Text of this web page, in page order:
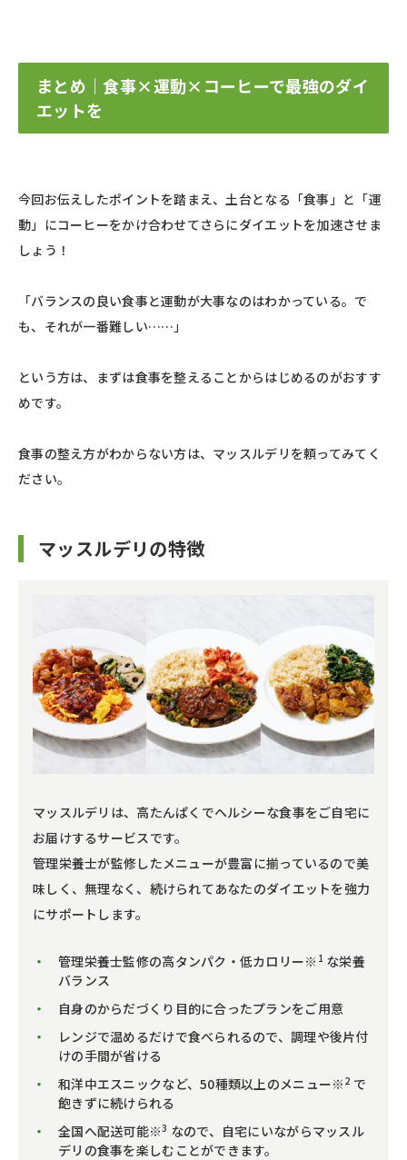
まとめ｜食事×運動×コーヒーで最強のダイ
エットを
今回お伝えしたポイントを踏まえ、土台となる「食事」と「運
動」にコーヒーをかけ合わせてさらにダイエットを加速させま
しょう！
「バランスの良い食事と運動が大事なのはわかっている。で
も、それが一番難しい……」
という方は、まずは食事を整えることからはじめるのがおすす
めです。
食事の整え方がわからない方は、マッスルデリを頼ってみてく
ださい。
マッスルデリの特徴
マッスルデリは、高たんぱくでヘルシーな食事をご自宅に
お届けするサービスです。
管理栄養士が監修したメニューが豊富に揃っているので美
味しく、無理なく、続けられてあなたのダイエットを強力
にサポートします。
管理栄養士監修の高タンパク・低カロリー※ 1 な栄養
バランス
自身のからだづくり目的に合ったプランをご用意
レンジで温めるだけで食べられるので、調理や後片付
けの手間が省ける
和洋中エスニックなど、50種類以上のメニュー※ 2 で
飽きずに続けられる
全国へ配送可能※3 なので、自宅にいながらマッスル
デリの食事を楽しむことができます。